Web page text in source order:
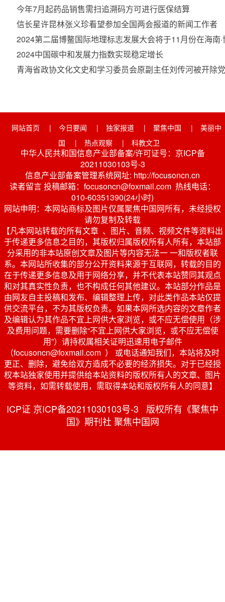
今年7月起药品销售需扫追溯码方可进行医保结算
信长星许昆林张义珍看望参加全国两会报道的新闻工作者
2024第二届博鳌国际地理标志发展大会将于11月份在海南
2024中国碳中和发展力指数实现稳定增长
青海省政协文化文史和学习委员会原副主任刘传河被开除
网站首页 | 今日要闻 | 独家报道 | 聚焦中国 |
美丽中
国
| 热点观察 | 科教文卫
中华人民共和国信息产业部备案/许可证号：京ICP备
20211030103号-3
信息产业部备案管理系统网址: http://focusoncn.cn
读者留言 投稿邮箱：focusoncn@foxmail.com 热线电话：
010-60351390(24小时)
网站申明：本网站商标及图片仅属聚焦中国网所有，未经授权
请勿复制及转载
【凡本网站转载的所有文章 、图片、音频、视频文件等资料出
于传递更多信息之目的，其版权归属版权所有人所有，本站部
分采用的非本站原创文章及图片等内容无法一 一和版权者联
系。本网站所收集的部分公开资料来源于互联网，转载的目的
在于传递更多信息及用于网络分享，并不代表本站赞同其观点
和对其真实性负责，也不构成任何其他建议。本站部分作品是
由网友自主投稿和发布、编辑整理上传，对此类作品本站仅提
供交流平台，不为其版权负责。如果本网所选内容的文章作者
及编辑认为其作品不宜上网供大家浏览，或不应无偿使用（涉
及费用问题，需要删除“不宜上网供大家浏览，或不应无偿使
用”）请持权属相关证明迅速用电子邮件
（focusoncn@foxmail.com ） 或电话通知我们，本站将及时
更正、删除，避免给双方造成不必要的经济损失。对于已经授
权本站独家使用并提供给本站资料的版权所有人的文章、图片
等资料，如需转载使用，需取得本站和版权所有人的同意】
ICP证 京ICP备20211030103号-3 版权所有《聚焦中
国》期刊社 聚焦中国网